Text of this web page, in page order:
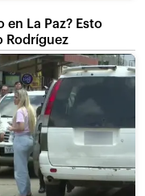
La Paz? Esto
Rodríguez